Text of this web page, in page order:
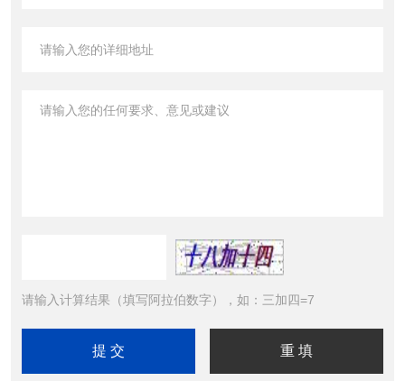
请输入计算结果（填写阿拉伯数字），如：三加四=7